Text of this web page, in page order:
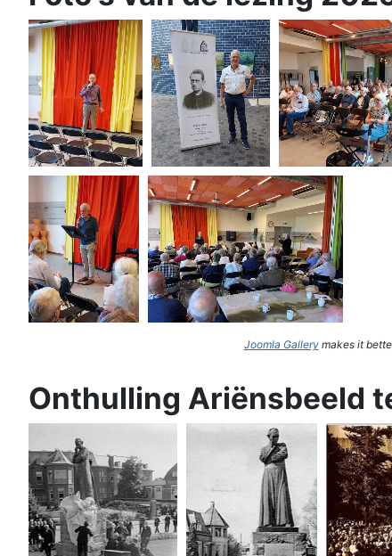
Joomla Gallerymakes it
Onthulling Ariënsbeeld